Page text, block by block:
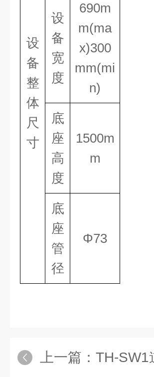
设
备
整
体
尺
寸
设
备
宽
度
690m
m(ma
x)300
mm(mi
n)
底
座
高
度
1500m
m
底
座
管
径
Φ73
上一篇： TH-SW1